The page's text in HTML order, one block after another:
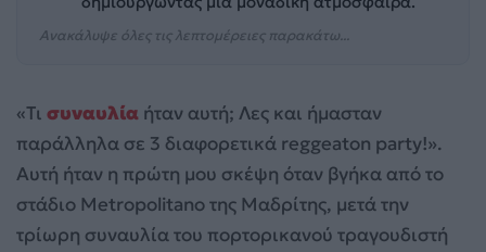
Ανακάλυψε όλες τις λεπτομέρειες παρακάτω...
«Τι συναυλία ήταν αυτή; Λες και ήμασταν
παράλληλα σε 3 διαφορετικά reggeaton party!».
Αυτή ήταν η πρώτη μου σκέψη όταν βγήκα από το
στάδιο Metropolitano της Μαδρίτης, μετά την
τρίωρη συναυλία του πορτορικανού τραγουδιστή